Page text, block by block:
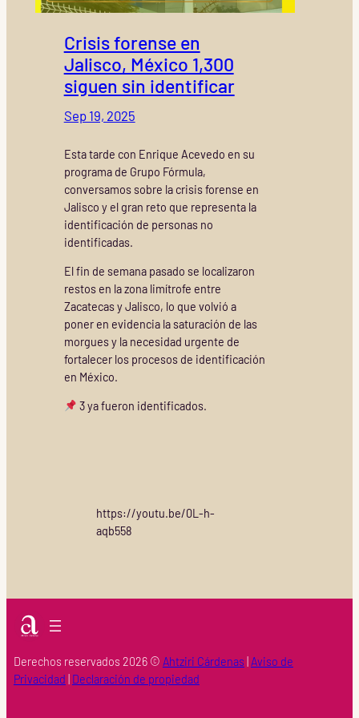
Crisis forense en
Jalisco, México 1,300
siguen sin identificar
Sep 19, 2025
Esta tarde con Enrique Acevedo en su
programa de Grupo Fórmula,
conversamos sobre la crisis forense en
Jalisco y el gran reto que representa la
identificación de personas no
identificadas.
El fin de semana pasado se localizaron
restos en la zona limítrofe entre
Zacatecas y Jalisco, lo que volvió a
poner en evidencia la saturación de las
morgues y la necesidad urgente de
fortalecer los procesos de identificación
en México.
3 ya fueron identificados.
https://youtu.be/0L-h-
aqb558
Derechos reservados 2026 © Ahtziri Cárdenas Aviso de
Privacidad Declaración de propiedad